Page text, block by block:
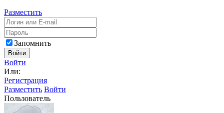
Разместить
Запомнить
Войти
Войти
Или:
Регистрация
Разместить Войти
Пользователь